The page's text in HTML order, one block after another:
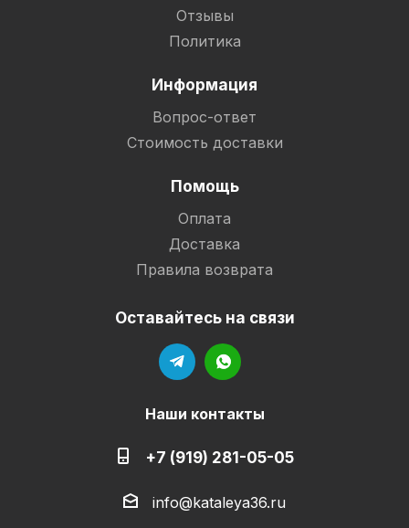
Отзывы
Политика
Информация
Вопрос-ответ
Стоимость доставки
Помощь
Оплата
Доставка
Правила возврата
Оставайтесь на связи
Наши контакты
+7 (919) 281-05-05
info@kataleya36.ru